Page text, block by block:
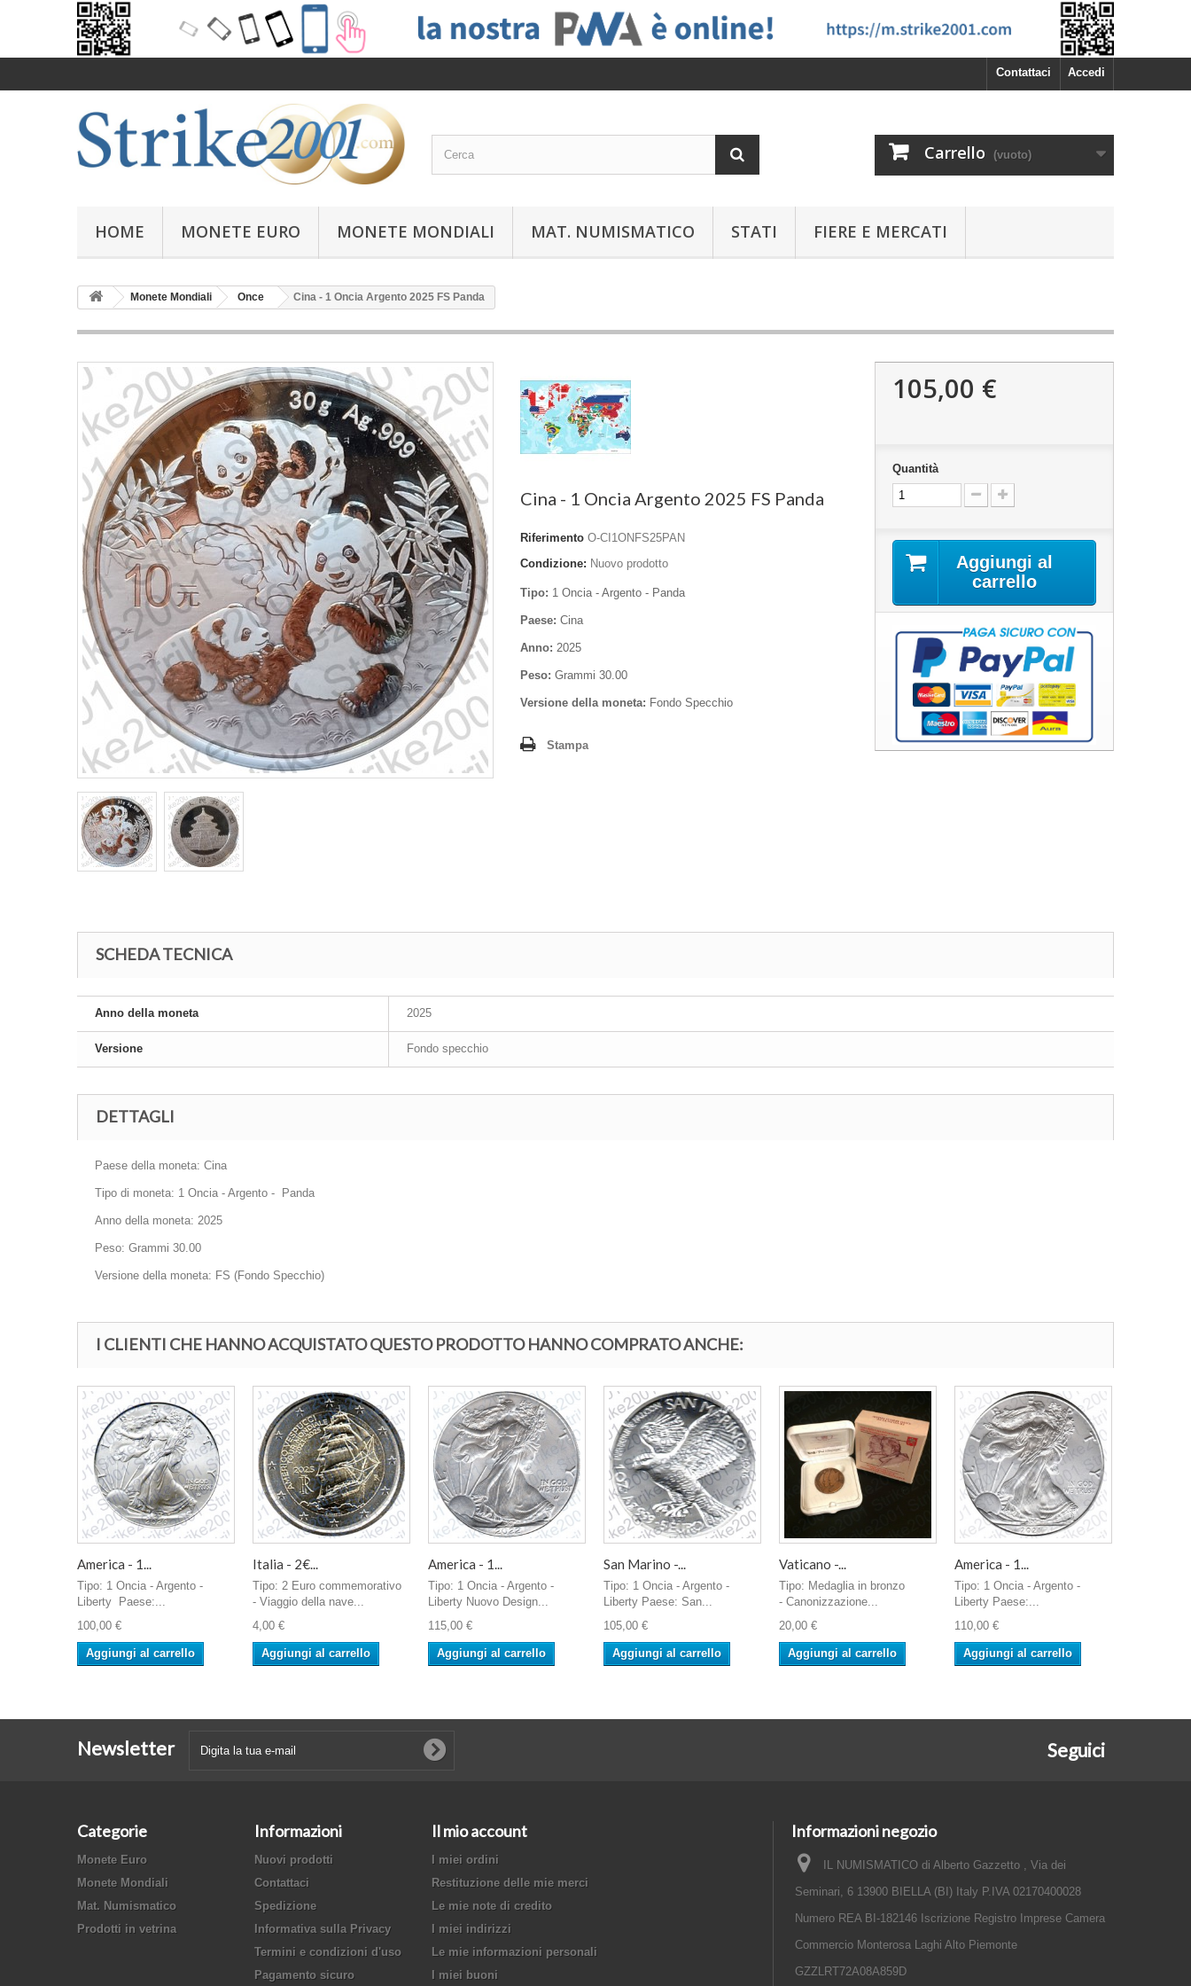
Accedi
Contattaci
Carrello (vuoto)
HOME MONETE EURO MONETE MONDIALI MAT. NUMISMATICO STATI FIERE E MERCATI
Monete Mondiali Once Cina - 1 Oncia Argento 2025 FS Panda
Cina - 1 Oncia Argento 2025 FS Panda
Riferimento O-CI1ONFS25PAN
Condizione: Nuovo prodotto
Tipo: 1 Oncia - Argento - Panda
Paese: Cina
Anno: 2025
Peso: Grammi 30.00
Versione della moneta: Fondo Specchio
Stampa
105,00 €
Quantità
Aggiungi al
carrello
SCHEDA TECNICA
Anno della moneta 2025
Versione Fondo specchio
DETTAGLI
Paese della moneta: Cina
Tipo di moneta: 1 Oncia - Argento - Panda
Anno della moneta: 2025
Peso: Grammi 30.00
Versione della moneta: FS (Fondo Specchio)
I CLIENTI CHE HANNO ACQUISTATO QUESTO PRODOTTO HANNO COMPRATO ANCHE:
America - 1...
Tipo: 1 Oncia - Argento -
Liberty Paese:...
100,00 €
Aggiungi al carrello
Italia - 2€...
Tipo: 2 Euro commemorativo
- Viaggio della nave...
4,00 €
Aggiungi al carrello
America - 1...
Tipo: 1 Oncia - Argento -
Liberty Nuovo Design...
115,00 €
Aggiungi al carrello
San Marino -...
Tipo: 1 Oncia - Argento -
Liberty Paese: San...
105,00 €
Aggiungi al carrello
Vaticano -...
Tipo: Medaglia in bronzo
- Canonizzazione...
20,00 €
Aggiungi al carrello
America - 1...
Tipo: 1 Oncia - Argento -
Liberty Paese:...
110,00 €
Aggiungi al carrello
Newsletter Seguici
Categorie
Monete Euro
Monete Mondiali
Mat. Numismatico
Prodotti in vetrina
Informazioni
Nuovi prodotti
Contattaci
Spedizione
Informativa sulla Privacy
Termini e condizioni d'uso
Pagamento sicuro
Il mio account
I miei ordini
Restituzione delle mie merci
Le mie note di credito
I miei indirizzi
Le mie informazioni personali
I miei buoni
Informazioni negozio
IL NUMISMATICO di Alberto Gazzetto , Via dei
Seminari, 6 13900 BIELLA (BI) Italy P.IVA 02170400028
Numero REA BI-182146 Iscrizione Registro Imprese Camera
Commercio Monterosa Laghi Alto Piemonte
GZZLRT72A08A859D